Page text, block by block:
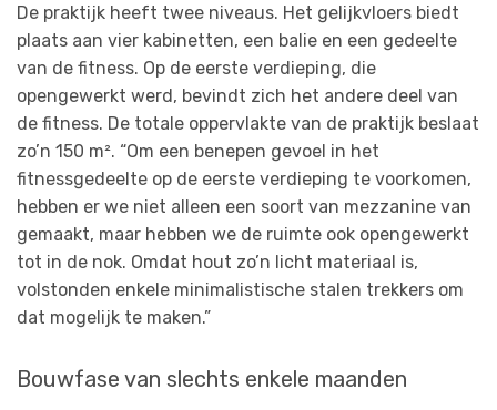
De praktijk heeft twee niveaus. Het gelijkvloers biedt
plaats aan vier kabinetten, een balie en een gedeelte
van de fitness. Op de eerste verdieping, die
opengewerkt werd, bevindt zich het andere deel van
de fitness. De totale oppervlakte van de praktijk beslaat
zo’n 150 m². “Om een benepen gevoel in het
fitnessgedeelte op de eerste verdieping te voorkomen,
hebben er we niet alleen een soort van mezzanine van
gemaakt, maar hebben we de ruimte ook opengewerkt
tot in de nok. Omdat hout zo’n licht materiaal is,
volstonden enkele minimalistische stalen trekkers om
dat mogelijk te maken.”
Bouwfase van slechts enkele maanden